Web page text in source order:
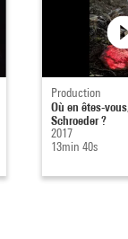
Production
Où en êtes-
Schroeder ?
2017
13min 40s